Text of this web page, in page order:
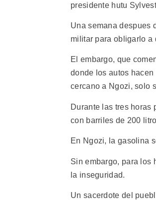
presidente hutu
Una semana despues
militar para obligarlo a
El embargo, que
donde los autos
cercano a Ngozi, solo
Durante las tres horas
con barriles de 200
En Ngozi, la gasolina
Sin embargo, para los
la inseguridad.
Un sacerdote del